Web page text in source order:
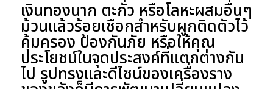
เงินทองนาก ตะกั่ว หรือโลหะผสมอื่นๆ
ม้วนแล้วร้อยเชือกสำหรับผูกติดตัวไว้
คุ้มครอง ป้องกันภัย หรือให้คุณ
ประโยชน์ในจุดประสงค์ที่แตกต่างกัน
ไป รูปทรงและดีไซน์ของเครื่องราง